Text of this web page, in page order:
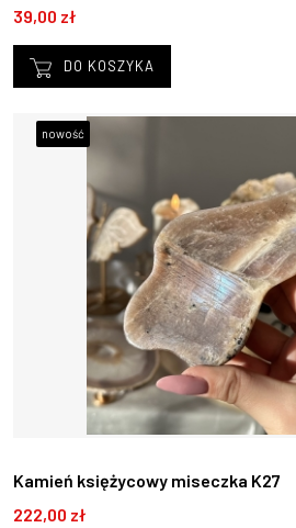
39,00 zł
DO KOSZYKA
Kamień księżycowy miseczka K27
222,00 zł
nowość